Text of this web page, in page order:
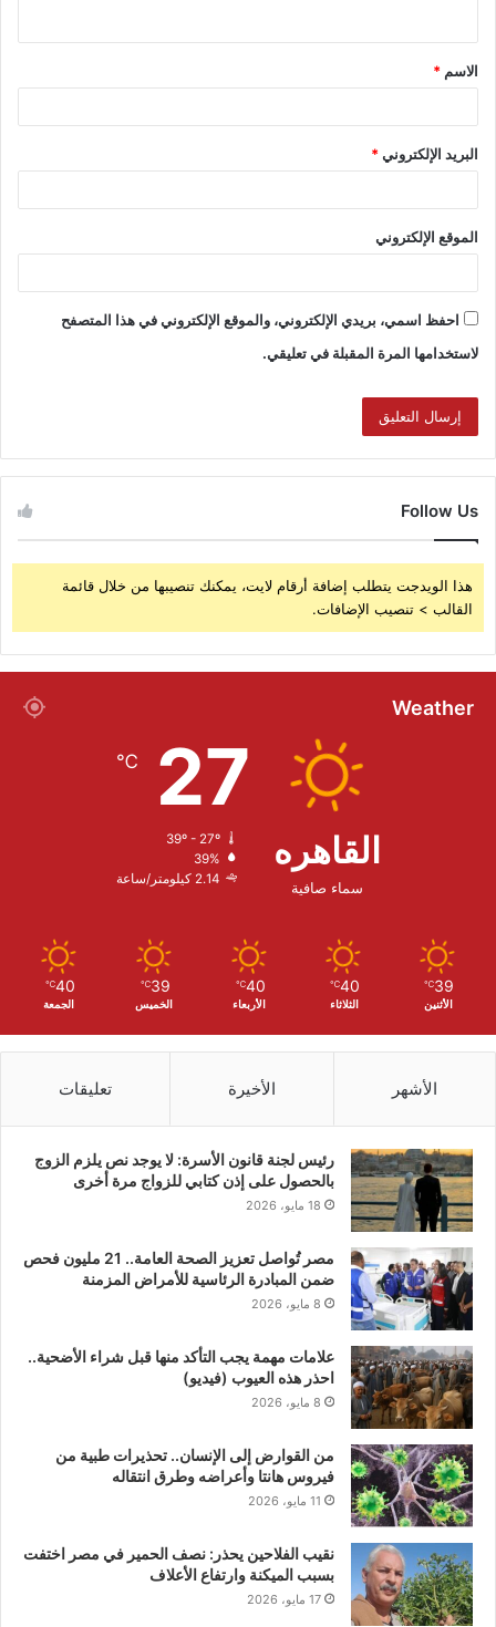
الاسم *
البريد الإلكتروني*
الموقع الإلكتروني
احفظ اسمي، بريدي الإلكتروني، والموقع الإلكتروني في هذا المتصفح
لاستخدامها المرة المقبلة في تعليقي.
Follow Us
هذا الويدجت يتطلب إضافة أرقام لايت، يمكنك تنصيبها من خلال قائمة
القالب > تنصيب الإضافات.
Weather
القاهره
سماء صافية
27
℃
39º - 27º
39%
2.14 كيلومتر/ساعة
39
℃
الأثنين
40
℃
الثلاثاء
40
℃
الأربعاء
39
℃
الخميس
40
℃
الجمعة
الأشهر الأخيرة تعليقات
رئيس لجنة قانون الأسرة: لا يوجد نص يلزم الزوج
بالحصول على إذن كتابي للزواج مرة أخرى
18 مايو، 2026
مصر تُواصل تعزيز الصحة العامة.. 21 مليون فحص
ضمن المبادرة الرئاسية للأمراض المزمنة
8 مايو، 2026
علامات مهمة يجب التأكد منها قبل شراء الأضحية..
احذر هذه العيوب (فيديو)
8 مايو، 2026
من القوارض إلى الإنسان.. تحذيرات طبية من
فيروس هانتا وأعراضه وطرق انتقاله
11 مايو، 2026
نقيب الفلاحين يحذر: نصف الحمير في مصر اختفت
بسبب الميكنة وارتفاع الأعلاف
17 مايو، 2026